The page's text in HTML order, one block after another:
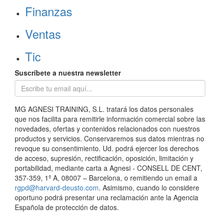
Finanzas
Ventas
Tic
Suscríbete a nuestra newsletter
MG AGNESI TRAINING, S.L. tratará los datos personales
que nos facilita para remitirle información comercial sobre las
novedades, ofertas y contenidos relacionados con nuestros
productos y servicios. Conservaremos sus datos mientras no
revoque su consentimiento. Ud. podrá ejercer los derechos
de acceso, supresión, rectificación, oposición, limitación y
portabilidad, mediante carta a Agnesi - CONSELL DE CENT,
357-359, 1º A, 08007 – Barcelona, o remitiendo un email a
rgpd@harvard-deusto.com. Asimismo, cuando lo considere
oportuno podrá presentar una reclamación ante la Agencia
Española de protección de datos.